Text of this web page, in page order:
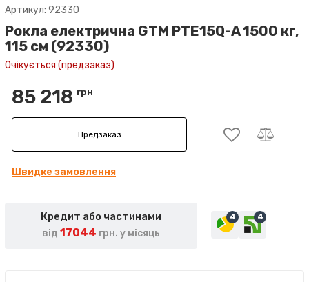
Артикул: 92330
Рокла електрична GTM PTE15Q-A 1500 кг,
115 см (92330)
Очікується (предзаказ)
85 218 грн
Предзаказ
Швидке замовлення
Кредит або частинами
від 17044 грн. у місяць
4 4